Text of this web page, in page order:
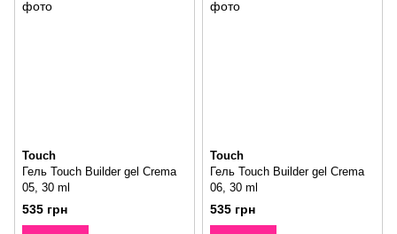
Touch
Гель Touch Builder gel Crema
05, 30 ml
535 грн
Touch
Гель Touch Builder gel Crema
06, 30 ml
535 грн